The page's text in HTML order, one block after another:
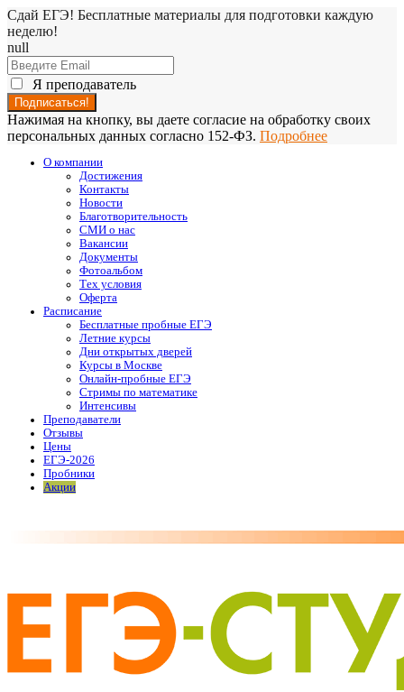
Сдай ЕГЭ! Бесплатные материалы для подготовки каждую
неделю!
null
Я преподаватель
Нажимая на кнопку, вы даете согласие на обработку своих
персональных данных согласно 152-ФЗ. Подробнее
О компании
Достижения
Контакты
Новости
Благотворительность
СМИ о нас
Вакансии
Документы
Фотоальбом
Тех условия
Оферта
Расписание
Бесплатные пробные ЕГЭ
Летние курсы
Дни открытых дверей
Курсы в Москве
Онлайн-пробные ЕГЭ
Стримы по математике
Интенсивы
Преподаватели
Отзывы
Цены
ЕГЭ-2026
Пробники
Акции